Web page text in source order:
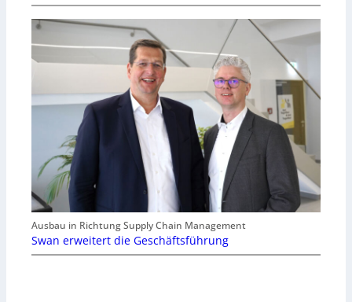
Ausbau in Richtung Supply Chain Management
Swan erweitert die Geschäftsführung